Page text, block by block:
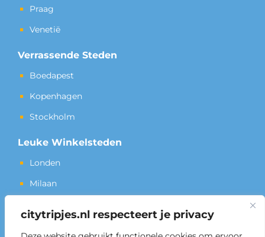
citytripjes.nl respecteert je privacy
Praag
Venetië
Verrassende Steden
Boedapest
Kopenhagen
Stockholm
Leuke Winkelsteden
Londen
Milaan